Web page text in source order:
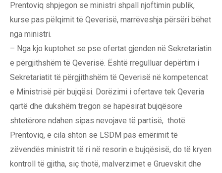
Prentoviq shpjegon se ministri shpall njoftimin publik,
kurse pas pëlqimit të Qeverisë, marrëveshja përsëri bëhet
nga ministri.
– Nga kjo kuptohet se pse ofertat gjenden në Sekretariatin
e përgjithshëm të Qeverisë. Është rregulluar depërtim i
Sekretariatit të përgjithshëm të Qeverisë në kompetencat
e Ministrisë për bujqësi. Dorëzimi i ofertave tek Qeveria
qartë dhe dukshëm tregon se hapësirat bujqësore
shtetërore ndahen sipas nevojave të partisë, thotë
Prentoviq, e cila shton se LSDM pas emërimit të
zëvendës ministrit të ri në resorin e bujqësisë, do të kryen
kontroll të gjitha, siç thotë, malverzimet e Gruevskit dhe